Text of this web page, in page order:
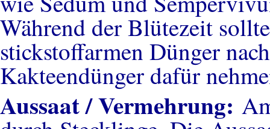
Während der Blütezeit
stickstoffarmen Dünger
Kakteendünger dafür
Aussaat / Vermehrung: